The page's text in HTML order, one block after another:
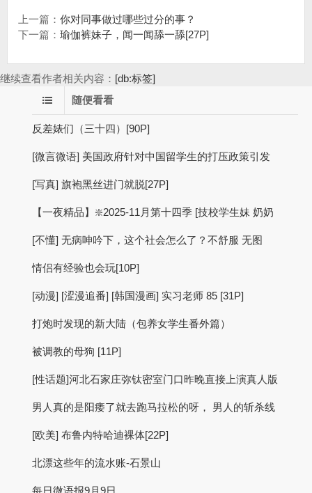
上一篇： 你对同事做过哪些过分的事？
下一篇： 瑜伽裤妹子，闻一闻舔一舔[27P]
继续查看作者相关内容： [db:标签]
随便看看
反差婊们（三十四）[90P]
[微言微语] 美国政府针对中国留学生的打压政策引发
[写真] 旗袍黑丝进门就脱[27P]
【一夜精品】❇️2025-11月第十四季 [技校学生妹 奶奶
[不懂] 无病呻吟下，这个社会怎么了？不舒服 无图
情侣有经验也会玩[10P]
[动漫] [涩漫追番] [韩国漫画] 实习老师 85 [31P]
打炮时发现的新大陆（包养女学生番外篇）
被调教的母狗 [11P]
[性话题]河北石家庄弥钛密室门口昨晚直接上演真人版
男人真的是阳痿了就去跑马拉松的呀， 男人的斩杀线
[欧美] 布鲁内特哈迪裸体[22P]
北漂这些年的流水账-石景山
每日微语报9月9日